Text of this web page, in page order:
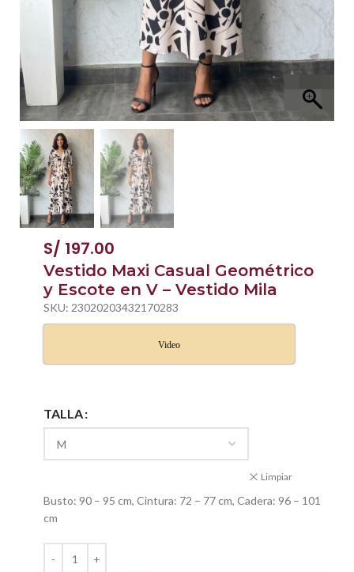
S/ 197.00
Vestido Maxi Casual Geométrico
y Escote en V – Vestido Mila
SKU: 23020203432170283
Video
TALLA
Limpiar
Busto: 90 – 95 cm, Cintura: 72 – 77 cm, Cadera: 96 – 101
cm